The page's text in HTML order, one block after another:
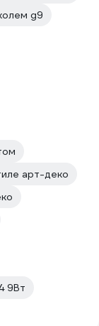
g9
арт-деко
9Вт